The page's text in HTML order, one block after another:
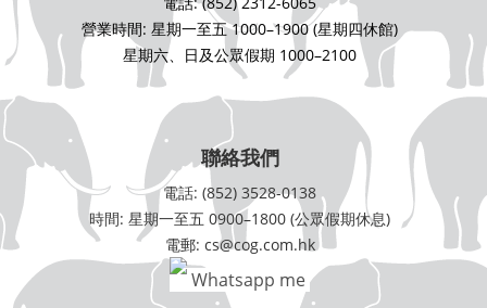
營業時間: 星期一至五 1000–1900 (星期四休館)
星期六、日及公眾假期 1000–2100
聯絡我們
電話: (852) 3528-0138
時間: 星期一至五 0900–1800 (公眾假期休息)
電郵: cs@cog.com.hk
Whatsapp me